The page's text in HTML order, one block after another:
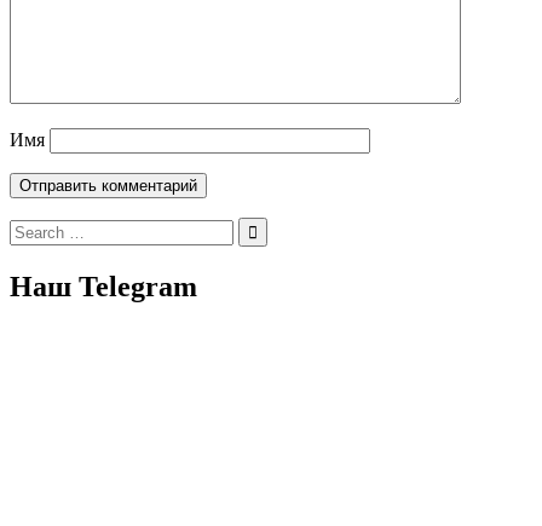
Имя
Search
for:
Наш Telegram